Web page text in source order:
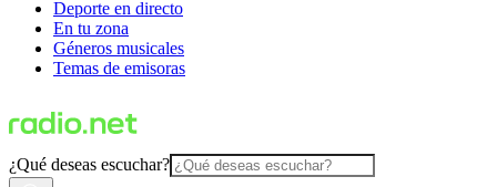
Deporte en directo
En tu zona
Géneros musicales
Temas de emisoras
¿Qué deseas escuchar?